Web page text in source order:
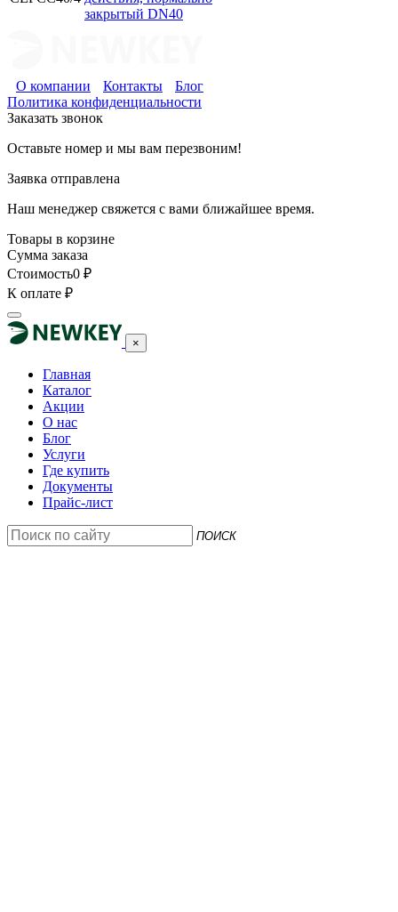
закрытый DN40
О компании Контакты
Блог
Политика конфиденциальности
Заказать звонок
Оставьте номер и мы вам перезвоним!
Заявка отправлена
Наш менеджер свяжется с вами ближайшее время.
Товары в корзине
Сумма заказа
Стоимость0 ₽
К оплате ₽
×
Главная
Каталог
Акции
О нас
Блог
Услуги
Где купить
Документы
Прайс-лист
ПОИСК